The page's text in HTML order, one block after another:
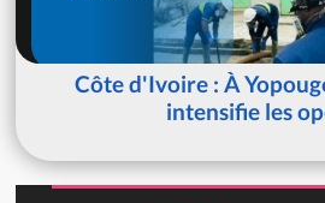
Côte d'Ivoire : À
intensifie les